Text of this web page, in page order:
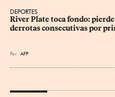
DEPORTES
River Plate toca fondo:
derrotas consecutivas por
Por AFP